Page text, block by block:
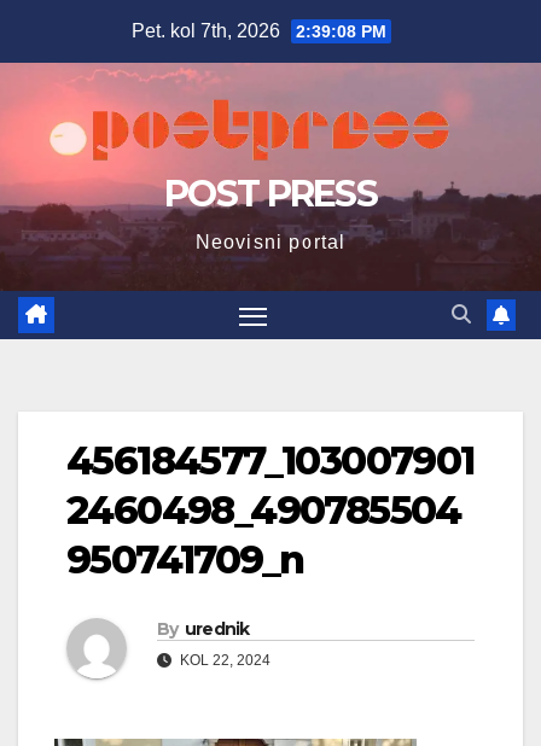
Pet. kol 7th, 2026 2:39:09 PM
POST PRESS
Neovisni portal
456184577_103007901
2460498_490785504
950741709_n
By urednik
KOL 22, 2024